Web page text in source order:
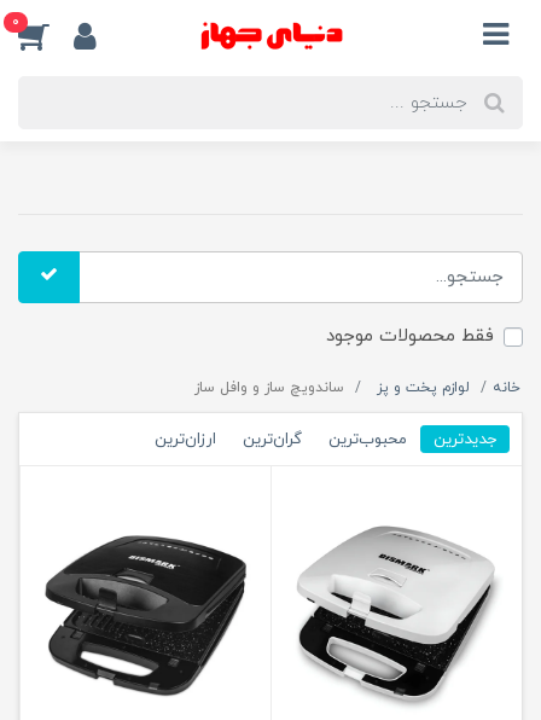
0
فقط محصولات موجود
خانه لوازم پخت و پز ساندویچ ساز و وافل ساز
جدیدترین محبوب‌ترین گران‌ترین ارزان‌ترین